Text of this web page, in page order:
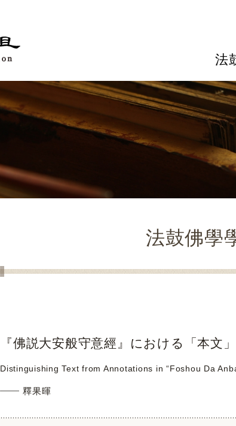
法
法鼓佛學
『佛説大安般守意經』における「本
Distinguishing Text from Annotations in “Foshou Da
釋果暉